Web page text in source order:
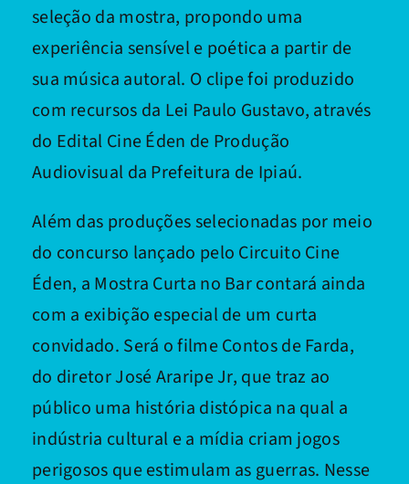
seleção da mostra, propondo uma
experiência sensível e poética a partir de
sua música autoral. O clipe foi produzido
com recursos da Lei Paulo Gustavo, através
do Edital Cine Éden de Produção
Audiovisual da Prefeitura de Ipiaú.
Além das produções selecionadas por meio
do concurso lançado pelo Circuito Cine
Éden, a Mostra Curta no Bar contará ainda
com a exibição especial de um curta
convidado. Será o filme Contos de Farda,
do diretor José Araripe Jr, que traz ao
público uma história distópica na qual a
indústria cultural e a mídia criam jogos
perigosos que estimulam as guerras. Nesse